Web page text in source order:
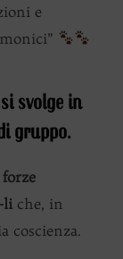
e
svolge in
gruppo.
li che, in
coscienza.